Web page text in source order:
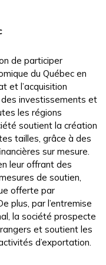
de participer
du Québec en
et l’acquisition
des investissements et
les régions
soutient la création
tailles, grâce à des
sur mesure.
leur offrant des
de soutien,
offerte par
plus, par l’entremise
la société prospecte
et soutient les
d’exportation.